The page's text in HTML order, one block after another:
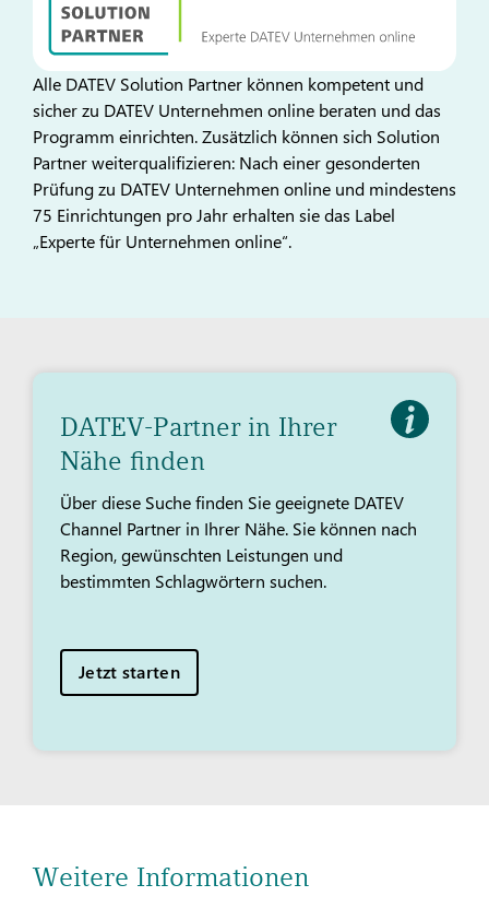
Alle DATEV Solution Partner können kompetent und
sicher zu DATEV Unternehmen online beraten und das
Programm einrichten. Zusätzlich können sich Solution
Partner weiterqualifizieren: Nach einer gesonderten
Prüfung zu DATEV Unternehmen online und mindestens
75 Einrichtungen pro Jahr erhalten sie das Label
„Experte für Unternehmen online“.
DATEV-Partner in Ihrer
Nähe finden
Über diese Suche finden Sie geeignete DATEV
Channel Partner in Ihrer Nähe. Sie können nach
Region, gewünschten Leistungen und
bestimmten Schlagwörtern suchen.
Jetzt starten
Weitere Informationen